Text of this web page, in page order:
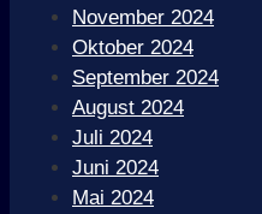
November 2024
Oktober 2024
September 2024
August 2024
Juli 2024
Juni 2024
Mai 2024